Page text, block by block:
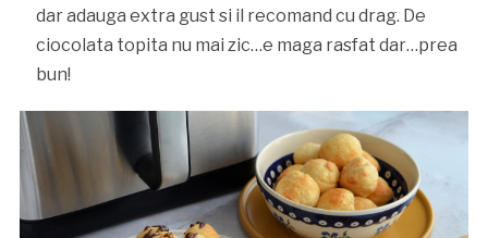
dar adauga extra gust si il recomand cu drag. De
ciocolata topita nu mai zic…e maga rasfat dar…prea
bun!